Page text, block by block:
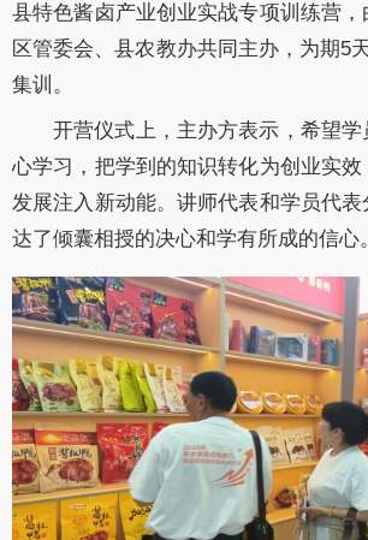
县特色酱卤产业创业实战专项训练营
区管委会、县农教办共同主办，为期5
集训。
开营仪式上，主办方表示，希望
心学习，把学到的知识转化为创业实
发展注入新动能。讲师代表和学员代
达了倾囊相授的决心和学有所成的信心。